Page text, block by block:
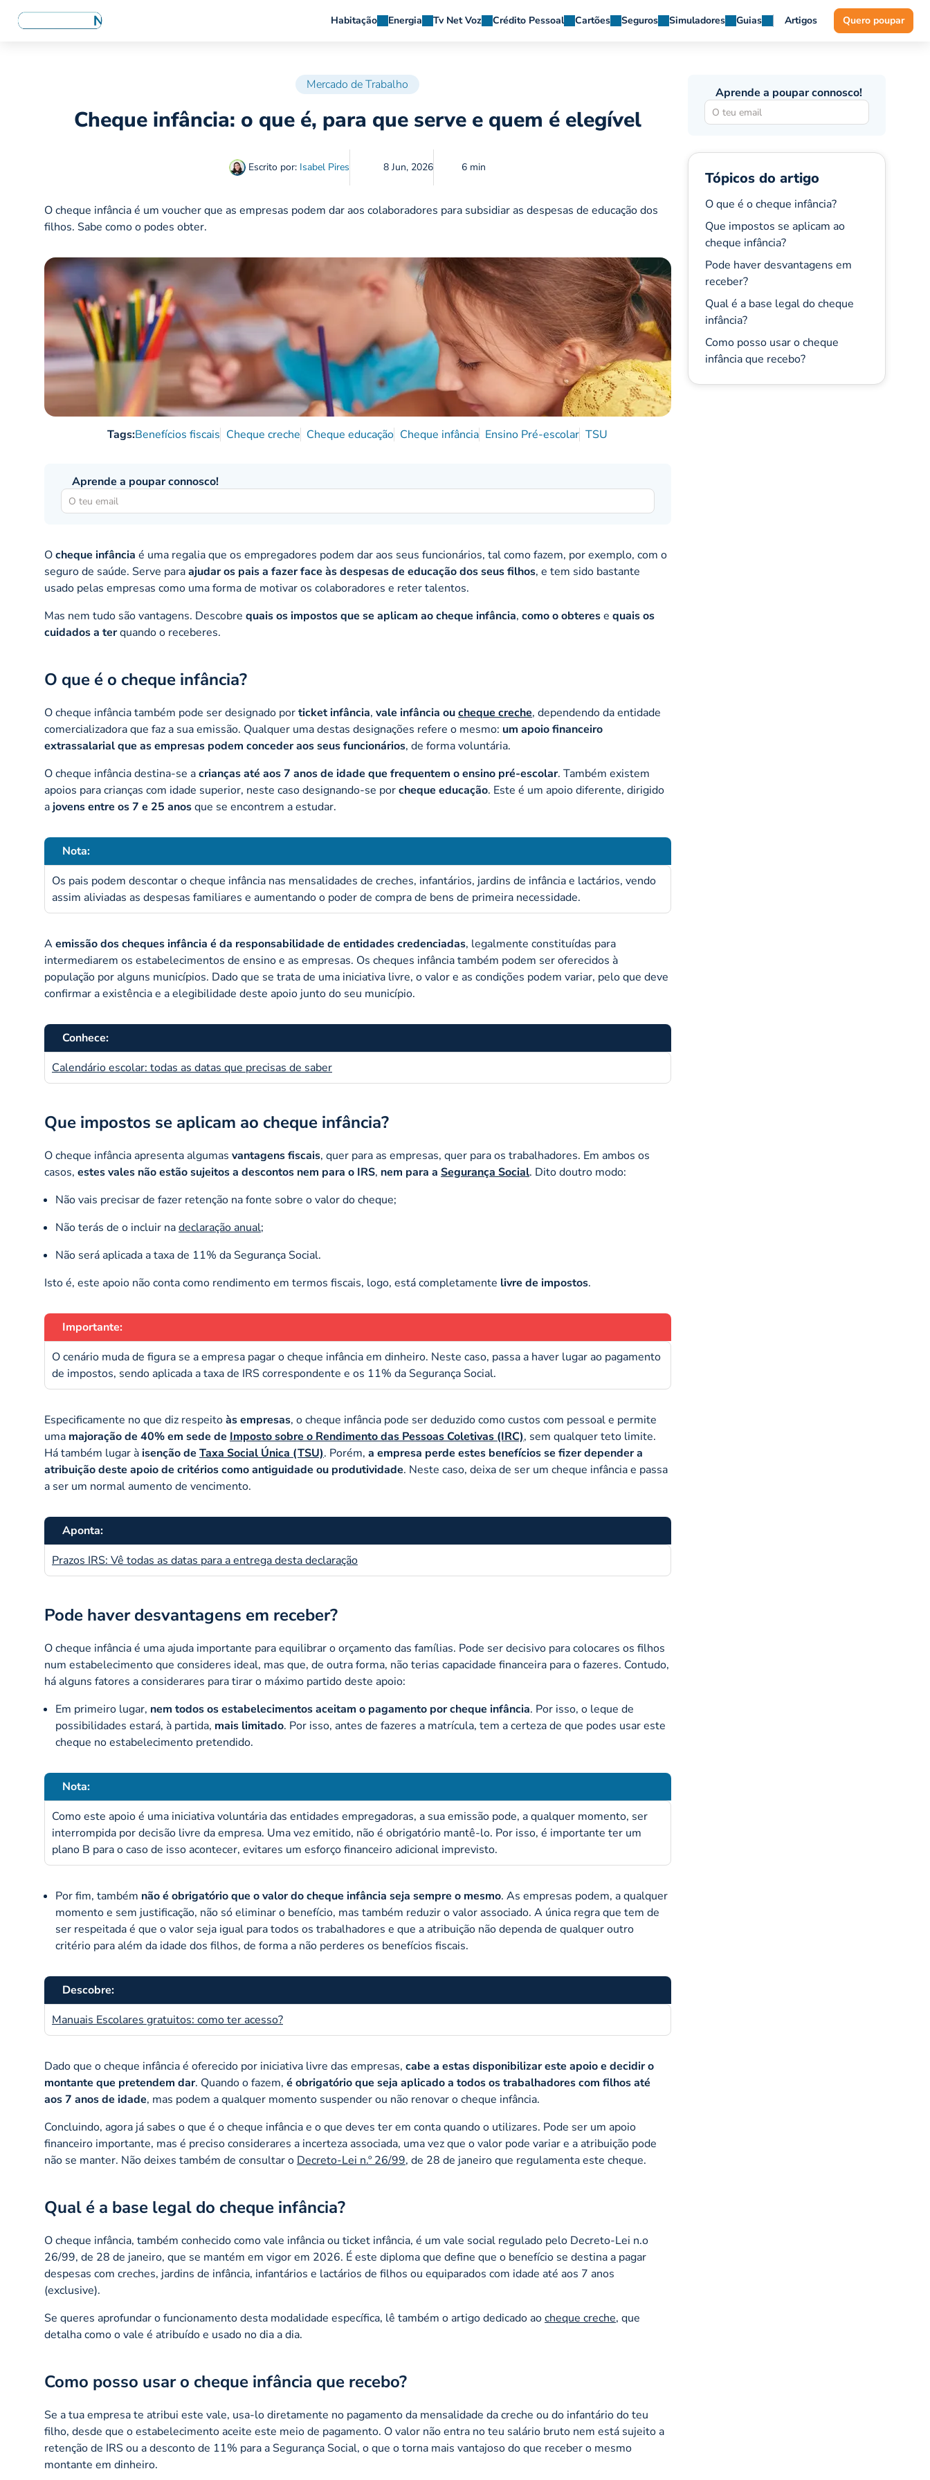
Habitação Energia Tv Net Voz Crédito Pessoal Cartões Seguros Simuladores Guias Artigos Quero poupar
Mercado de Trabalho
Cheque infância: o que é, para que serve e quem é elegível
Escrito por: Isabel Pires 8 Jun, 2026 6 min
O cheque infância é um voucher que as empresas podem dar aos colaboradores para subsidiar as despesas de educação dos
filhos. Sabe como o podes obter.
Tags:Benefícios fiscais Cheque creche Cheque educação Cheque infância Ensino Pré-escolar TSU
Aprende a poupar connosco!
Ocheque infância é uma regalia que os empregadores podem dar aos seus funcionários, tal como fazem, por exemplo, com o
seguro de saúde. Serve paraajudar os pais a fazer face às despesas de educação dos seus filhos, e tem sido bastante
usado pelas empresas como uma forma de motivar os colaboradores e reter talentos.
Mas nem tudo são vantagens. Descobre quais os impostos que se aplicam ao cheque infância, como o obterese quais os
cuidados a terquando o receberes.
O que é o cheque infância?
O cheque infância também pode ser designado porticket infância, vale infância oucheque creche, dependendo da entidade
comercializadora que faz a sua emissão. Qualquer uma destas designações refere o mesmo: um apoio financeiro
extrassalarial que as empresas podem conceder aos seus funcionários, de forma voluntária.
O cheque infância destina-se acrianças até aos 7 anos de idade que frequentem o ensino pré-escolar. Também existem
apoios para crianças com idade superior, neste caso designando-se porcheque educação. Este é um apoio diferente, dirigido
a jovens entre os 7 e 25 anosque se encontrem a estudar.
Nota:
Os pais podem descontar o cheque infância nas mensalidades de creches, infantários, jardins de infância e lactários, vendo
assim aliviadas as despesas familiares e aumentando o poder de compra de bens de primeira necessidade.
Aemissão dos cheques infância é da responsabilidade de entidades credenciadas, legalmente constituídas para
intermediarem os estabelecimentos de ensino e as empresas. Os cheques infância também podem ser oferecidos à
população por alguns municípios. Dado que se trata de uma iniciativa livre, o valor e as condições podem variar, pelo que deve
confirmar a existência e a elegibilidade deste apoio junto do seu município.
Conhece:
Calendário escolar: todas as datas que precisas de saber
Que impostos se aplicam ao cheque infância?
O cheque infância apresenta algumas vantagens fiscais, quer para as empresas, quer para os trabalhadores. Em ambos os
casos, estes vales não estão sujeitos a descontos nem para o IRS, nem para a Segurança Social. Dito doutro modo:
Não vais precisar de fazer retenção na fonte sobre o valor do cheque;
Não terás de o incluir nadeclaração anual;
Não será aplicada a taxa de 11% da Segurança Social.
Isto é, este apoio não conta como rendimento em termos fiscais, logo, está completamente livre de impostos.
Importante:
O cenário muda de figura se a empresa pagar o cheque infância em dinheiro. Neste caso, passa a haver lugar ao pagamento
de impostos, sendo aplicada a taxa de IRS correspondente e os 11% da Segurança Social.
Especificamente no que diz respeitoàs empresas, o cheque infância pode ser deduzido como custos com pessoal e permite
uma majoração de 40% em sede de Imposto sobre o Rendimento das Pessoas Coletivas (IRC), sem qualquer teto limite.
Há também lugar à isenção de Taxa Social Única (TSU). Porém, a empresa perde estes benefícios se fizer depender a
atribuição deste apoio de critérios como antiguidade ou produtividade. Neste caso, deixa de ser um cheque infância e passa
a ser um normal aumento de vencimento.
Aponta:
Prazos IRS: Vê todas as datas para a entrega desta declaração
Pode haver desvantagens em receber?
O cheque infância é uma ajuda importante para equilibrar o orçamento das famílias. Pode ser decisivo para colocares os filhos
num estabelecimento que consideres ideal, mas que, de outra forma, não terias capacidade financeira para o fazeres. Contudo,
há alguns fatores a considerares para tirar o máximo partido deste apoio:
Em primeiro lugar, nem todos os estabelecimentos aceitam o pagamento por cheque infância. Por isso, o leque de
possibilidades estará, à partida, mais limitado. Por isso, antes de fazeres a matrícula, tem a certeza de que podes usar este
cheque no estabelecimento pretendido.
Nota:
Como este apoio é uma iniciativa voluntária das entidades empregadoras, a sua emissão pode, a qualquer momento, ser
interrompida por decisão livre da empresa. Uma vez emitido, não é obrigatório mantê-lo. Por isso, é importante ter um
plano B para o caso de isso acontecer, evitares um esforço financeiro adicional imprevisto.
Por fim, também não é obrigatório que o valor do cheque infância seja sempre o mesmo. As empresas podem, a qualquer
momento e sem justificação, não só eliminar o benefício, mas também reduzir o valor associado. A única regra que tem de
ser respeitada é que o valor seja igual para todos os trabalhadores e que a atribuição não dependa de qualquer outro
critério para além da idade dos filhos, de forma a não perderes os benefícios fiscais.
Descobre:
Manuais Escolares gratuitos: como ter acesso?
Dado que o cheque infância é oferecido por iniciativa livre das empresas, cabe a estas disponibilizar este apoio e decidir o
montante que pretendem dar. Quando o fazem, é obrigatório que seja aplicado a todos os trabalhadores com filhos até
aos 7 anos de idade, mas podem a qualquer momento suspender ou não renovar o cheque infância.
Concluindo, agora já sabes o que é o cheque infância e o que deves ter em conta quando o utilizares. Pode ser um apoio
financeiro importante, mas é preciso considerares a incerteza associada, uma vez que o valor pode variar e a atribuição pode
não se manter. Não deixes também de consultar o Decreto-Lei n.º 26/99, de 28 de janeiro que regulamenta este cheque.
Qual é a base legal do cheque infância?
O cheque infância, também conhecido como vale infância ou ticket infância, é um vale social regulado pelo Decreto-Lei n.o
26/99, de 28 de janeiro, que se mantém em vigor em 2026. É este diploma que define que o benefício se destina a pagar
despesas com creches, jardins de infância, infantários e lactários de filhos ou equiparados com idade até aos 7 anos
(exclusive).
Se queres aprofundar o funcionamento desta modalidade específica, lê também o artigo dedicado aocheque creche, que
detalha como o vale é atribuído e usado no dia a dia.
Como posso usar o cheque infância que recebo?
Se a tua empresa te atribui este vale, usa-lo diretamente no pagamento da mensalidade da creche ou do infantário do teu
filho, desde que o estabelecimento aceite este meio de pagamento. O valor não entra no teu salário bruto nem está sujeito a
retenção de IRS ou a desconto de 11% para a Segurança Social, o que o torna mais vantajoso do que receber o mesmo
montante em dinheiro.
Aprende a poupar connosco!
Tópicos do artigo
O que é o cheque infância?
Que impostos se aplicam ao
cheque infância?
Pode haver desvantagens em
receber?
Qual é a base legal do cheque
infância?
Como posso usar o cheque
infância que recebo?